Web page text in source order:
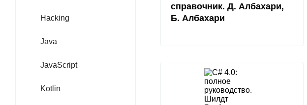
Hacking
Java
JavaScript
Kotlin
справочник. Д. Албахари,
Б. Албахари